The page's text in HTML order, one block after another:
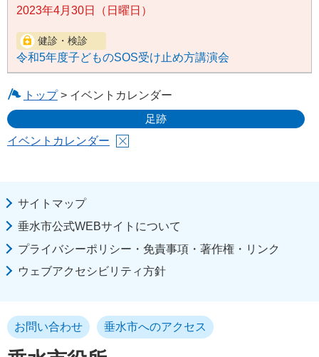
2023年4月30日（日曜日）
令和5年度子どものSOS受け止め方講演会
トップ> イベントカレンダー
足跡
イベントカレンダー
サイトマップ
垂水市公式WEBサイトについて
プライバシーポリシー・免責事項・著作権・リンク
ウェブアクセシビリティ方針
お問い合わせ 垂水市へのアクセス